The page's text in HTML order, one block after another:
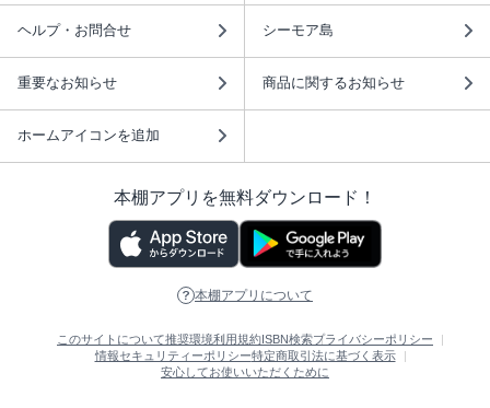
ヘルプ・お問合せ シーモア島
重要なお知らせ 商品に関するお知らせ
ホームアイコンを追加
本棚アプリを無料ダウンロード！
本棚アプリについて
このサイトについて推奨環境利用規約 ISBN検索プライバシーポリシー
情報セキュリティーポリシー特定商取引法に基づく表示
安心してお使いいただくために